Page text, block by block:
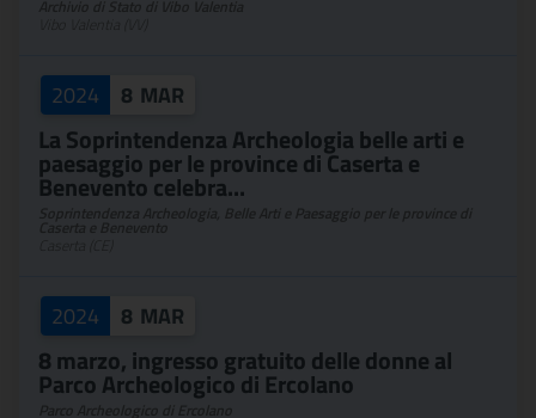
2024 8 MAR
La Soprintendenza Archeologia belle arti e
paesaggio per le province di Caserta e
Benevento celebra...
2024 8 MAR
8 marzo, ingresso gratuito delle donne al
Parco Archeologico di Ercolano